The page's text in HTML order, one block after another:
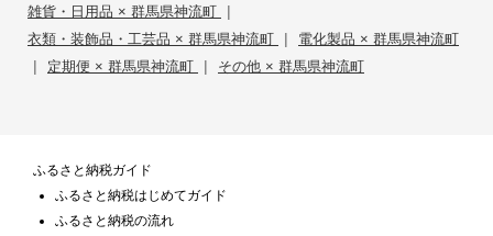
雑貨・日用品 × 群馬県神流町 |
衣類・装飾品・工芸品 × 群馬県神流町 | 電化製品 × 群馬県神流町
| 定期便 × 群馬県神流町 | その他 × 群馬県神流町
ふるさと納税ガイド
ふるさと納税はじめてガイド
ふるさと納税の流れ